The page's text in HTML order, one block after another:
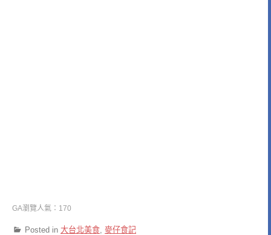
GA瀏覽人氣：170
Posted in 大台北美食 麥仔食記